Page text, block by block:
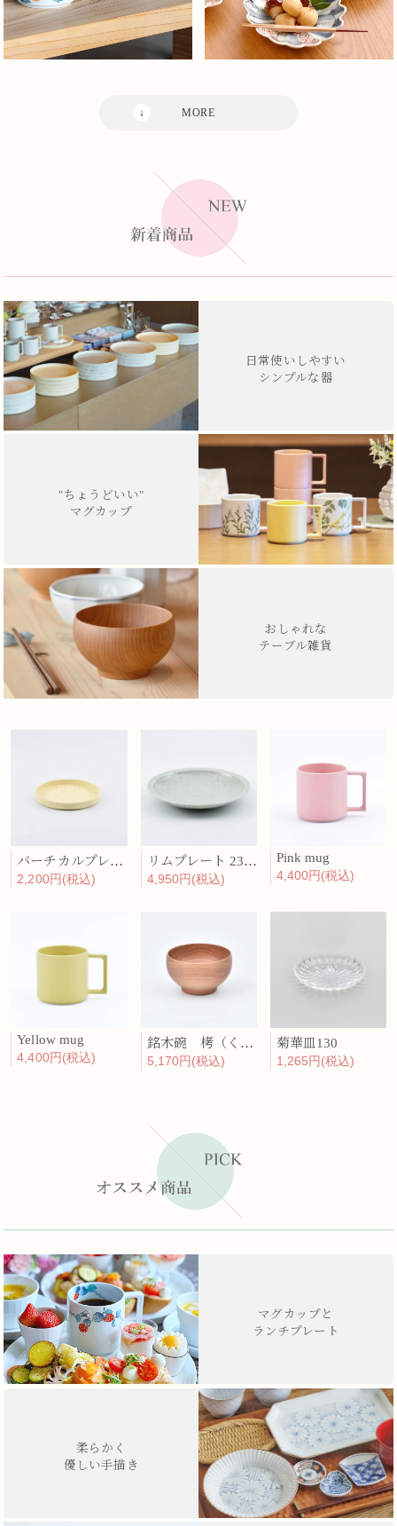
日常使いしやすい
シンプルな器
"ちょうどいい"
マグカップ
おしゃれな
テーブル雑貨
バーチカルプレート 15cm 化粧土
2,200円(税込)
リムプレート 23cm 呉須散
4,950円(税込)
Pink mug
4,400円(税込)
Yellow mug
4,400円(税込)
銘木碗 栲（くるみ）
5,170円(税込)
菊華皿130
1,265円(税込)
マグカップと
ランチプレート
柔らかく
優しい手描き